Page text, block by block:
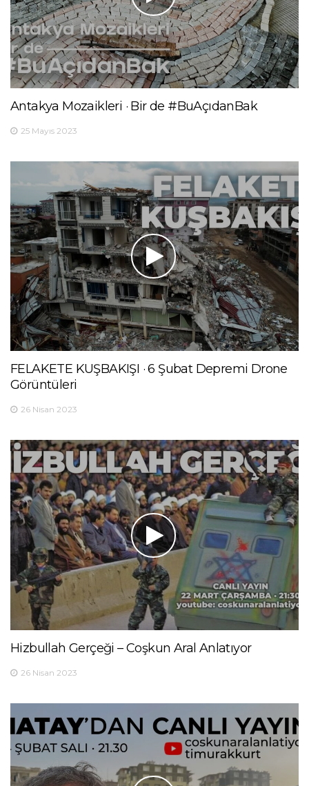
Antakya Mozaikleri · Bir de #BuAçıdanBak
25 Mayıs 2023
FELAKETE KUŞBAKIŞI · 6 Şubat Depremi Drone
Görüntüleri
26 Nisan 2023
Hizbullah Gerçeği – Coşkun Aral Anlatıyor
26 Nisan 2023